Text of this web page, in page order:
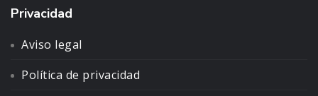
Privacidad
Aviso legal
Política de privacidad